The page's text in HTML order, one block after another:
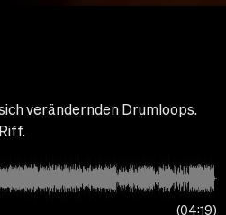
verändernden Drumloops.
04:19